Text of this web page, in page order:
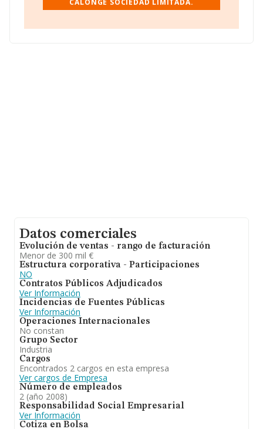
Con los datos a disposición de INFORMA sobre 364
facturación asciende a 308 millones de euros y se
CALONGE SOCIEDAD LIMITADA.
Datos comerciales
Evolución de ventas - rango de facturación
Menor de 300 mil €
Estructura corporativa - Participaciones
NO
Contratos Públicos Adjudicados
Ver Información
Incidencias de Fuentes Públicas
Ver Información
Operaciones Internacionales
No constan
Grupo Sector
Industria
Cargos
Encontrados 2 cargos en esta empresa
Ver cargos de Empresa
Número de empleados
2 (año 2008)
Responsabilidad Social Empresarial
Ver Información
Cotiza en Bolsa